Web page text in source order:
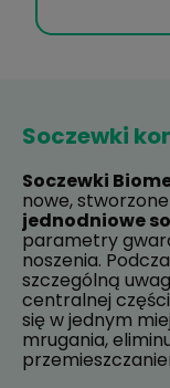
Soczewki
Soczewki
nowe,
jednodniowe
parametry
noszenia.
szczególną
centralnej
się w jednym
mrugania,